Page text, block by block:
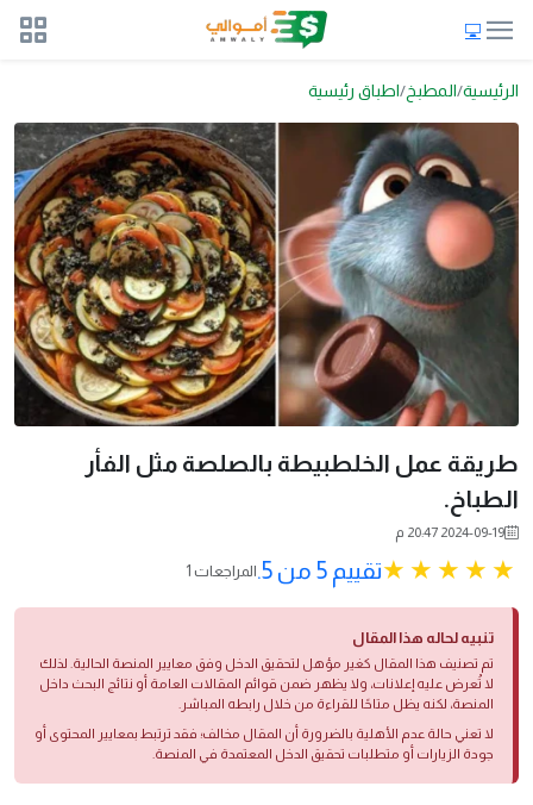
الرئيسية المطبخ اطباق رئيسية
طريقة عمل الخلطبيطة بالصلصة مثل الفأر
الطباخ.
2024-09-19 20:47 م
تقييم 5 من 5. 1 المراجعات
تنبيه لحاله هذا المقال
تم تصنيف هذا المقال كغير مؤهل لتحقيق الدخل وفق معايير المنصة الحالية. لذلك
لا تُعرض عليه إعلانات، ولا يظهر ضمن قوائم المقالات العامة أو نتائج البحث داخل
المنصة، لكنه يظل متاحًا للقراءة من خلال رابطه المباشر.
لا تعني حالة عدم الأهلية بالضرورة أن المقال مخالف؛ فقد ترتبط بمعايير المحتوى أو
جودة الزيارات أو متطلبات تحقيق الدخل المعتمدة في المنصة.